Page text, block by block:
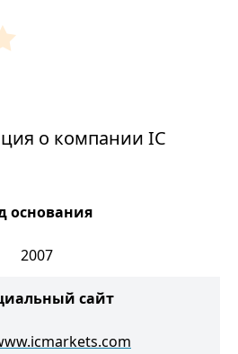
о компании IC
основания
2007
сайт